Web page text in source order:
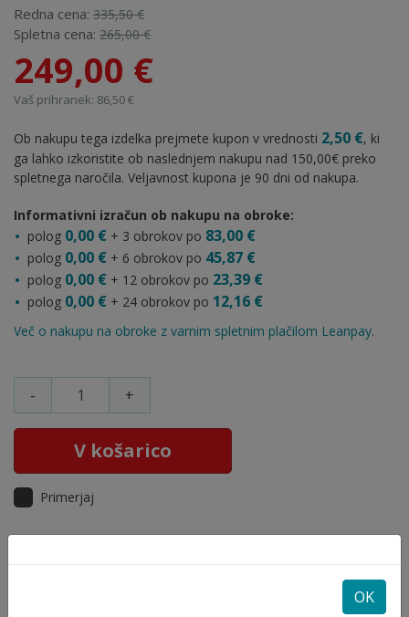
Redna cena: 335,50 €
Spletna cena: 265,00 €
249,00 €
Vaš prihranek: 86,50 €
Ob nakupu tega izdelka prejmete kupon v vrednosti 2,50 €, ki
ga lahko izkoristite ob naslednjem nakupu nad 150,00€ preko
spletnega naročila. Veljavnost kupona je 90 dni od nakupa.
Informativni izračun ob nakupu na obroke:
polog 0,00 € + 3 obrokov po 83,00 €
polog 0,00 € + 6 obrokov po 45,87 €
polog 0,00 € + 12 obrokov po 23,39 €
polog 0,00 € + 24 obrokov po 12,16 €
Več o nakupu na obroke z varnim spletnim plačilom Leanpay.
- +
V košarico
Primerjaj
OK